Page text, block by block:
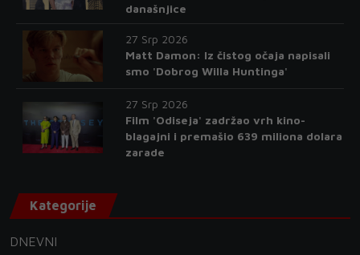
današnjice
27 Srp 2026
Matt Damon: Iz čistog očaja napisali
smo 'Dobrog Willa Huntinga'
27 Srp 2026
Film 'Odiseja' zadržao vrh kino-
blagajni i premašio 639 miliona dolara
zarade
Kategorije
DNEVNI